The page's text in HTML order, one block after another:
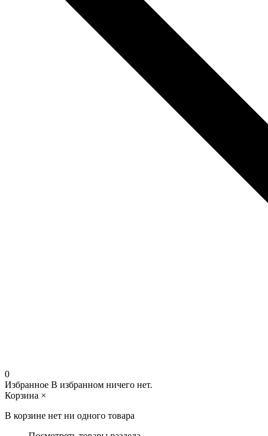
0
Избранное В избранном ничего нет.
Корзина ×
В корзине нет ни одного товара